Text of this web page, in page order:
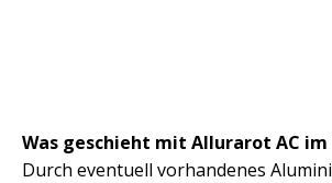
Was geschieht mit Allurarot AC im
Durch eventuell vorhandenes